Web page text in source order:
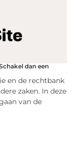
dan een
en de rechtbank
zaken. In deze
van de